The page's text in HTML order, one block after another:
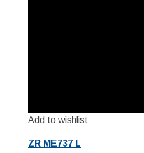
Add to wishlist
ZR ME737 L